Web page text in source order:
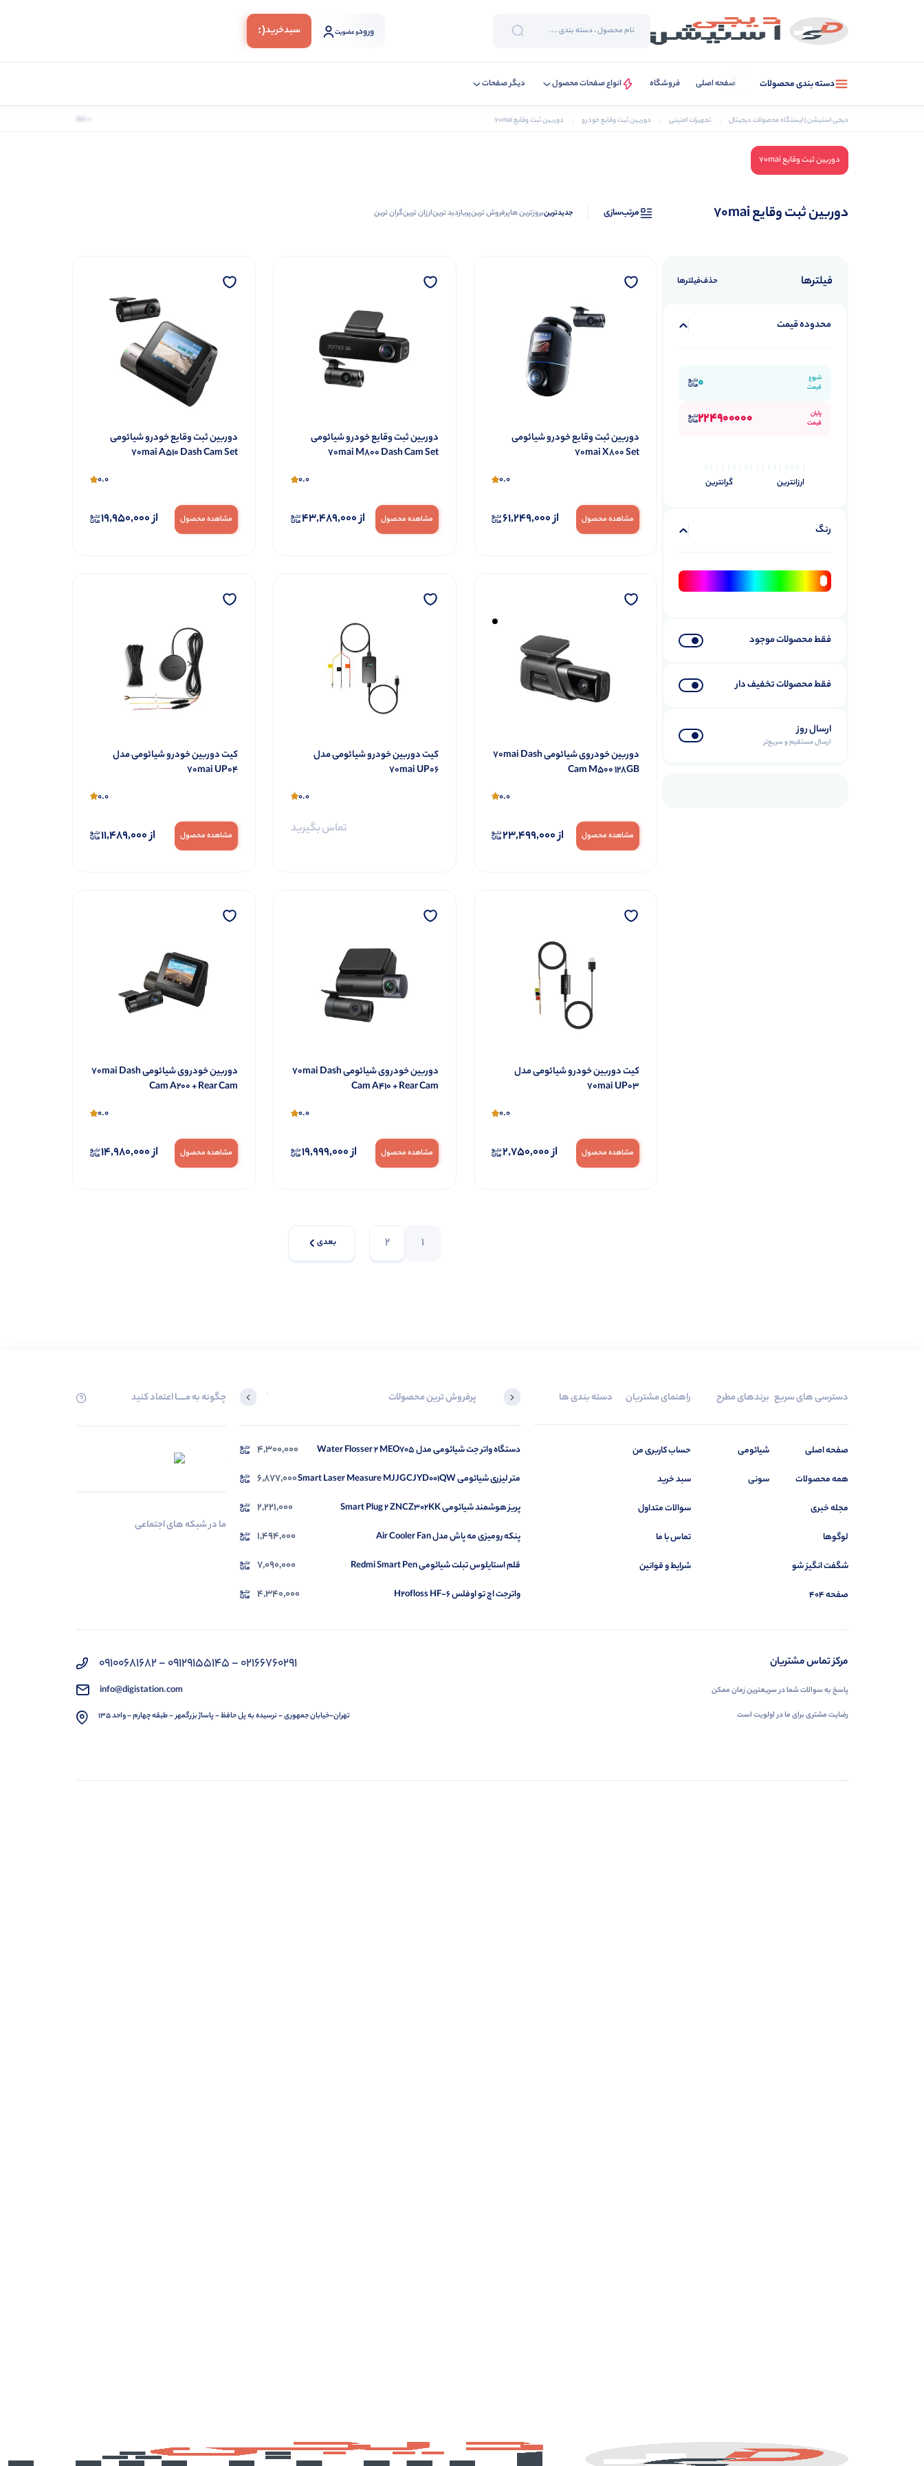
ورودو عضویت سبد‌خرید(:
دسته بندی محصولات صفحه اصلی فروشگاه انواع صفحات محصول دیگر صفحات
دیجی استیشن | ایستگاه محصولات دیجیتال تجهیزات امنیتی دوربین ثبت وقایع خودرو دوربین ثبت وقایع 70mai
دوربین ثبت وقایع 70mai
دوربین ثبت وقایع 70mai
فیلترها حذف‌فیلتر‌ها
محدوده قیمت
شروع
قیمت
0
پایان
قیمت
224900000
ارزانترین گرانترین
رنگ
فقط محصولات موجود
فقط محصولات تخفیف دار
ارسال روز
ارسال مستقیم و سریع‌تر
مرتب‌سازی جدیدترینبروزترین هاپرفروش ترینپربازدید ترینارزان ترینگران ترین
دوربین ثبت وقایع خودرو شیائومی
70mai X800 Set
0.0
مشاهده محصول از61,249,000
دوربین ثبت وقایع خودرو شیائومی
70mai M800 Dash Cam Set
0.0
مشاهده محصول از43,489,000
دوربین ثبت وقایع خودرو شیائومی
70mai A510 Dash Cam Set
0.0
مشاهده محصول از19,950,000
دوربین خودروی شیائومی 70mai Dash
Cam M500 128GB
0.0
مشاهده محصول از23,499,000
کیت دوربین خودرو شیائومی مدل
70mai UP06
0.0
تماس بگیرید
کیت دوربین خودرو شیائومی مدل
70mai UP04
0.0
مشاهده محصول از11,489,000
کیت دوربین خودرو شیائومی مدل
70mai UP03
0.0
مشاهده محصول از2,750,000
دوربین خودروی شیائومی 70mai Dash
Cam A410 + Rear Cam
0.0
مشاهده محصول از19,999,000
دوربین خودروی شیائومی 70mai Dash
Cam A200 + Rear Cam
0.0
مشاهده محصول از14,980,000
1
2 بعدی
دسترسی های سریع
صفحه اصلی
همه محصولات
مجله خبری
لوگوها
شگفت انگیز شو
صفحه 404
برندهای مطرح
شیائومی
سونی
راهنمای مشتریان
حساب کاربری من
سبد خرید
سوالات متداول
تماس با ما
شرایط و قوانین
دسته بندی ها پرفروش ترین محصولات آخرین محصولاتی که بازدید کردید
دستگاه واتر جت شیائومی مدل Water Flosser 2 MEO705 4,300,000
متر لیزری شیائومی Smart Laser Measure MJJGCJYD001QW 6,877,000
پریز هوشمند شیائومی Smart Plug 2 ZNCZ302KK 2,221,000
پنکه رومیزی مه پاش مدل Air Cooler Fan 1,494,000
قلم استایلوس تبلت شیائومی Redmi Smart Pen 7,090,000
واترجت اچ تو اوفلس H2ofloss HF-6 4,340,000
در حال بارگیری ...
مشاهده محصولات
چگونه به مــــــا اعتماد کنید
ما در شبکه های اجتماعی
مرکز تماس مشتریان
پاسخ به سوالات شما در سریعترین زمان ممکن
رضایت مشتری برای ما در اولویت است
02166760291 - 09129155145 - 09100681682
info@digistation.com
تهران-خیابان جمهوری - نرسیده به پل حافظ - پاساژ بزرگمهر - طبقه چهارم - واحد 135